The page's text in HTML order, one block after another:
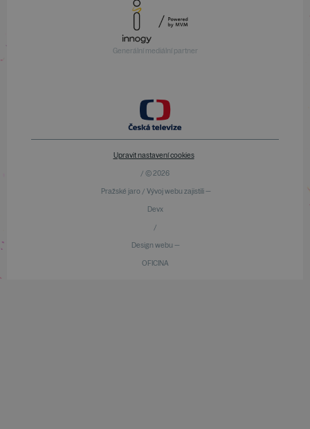
Generální mediální partner
Upravit nastavení cookies
/ © 2026
Pražské jaro / Vývoj webu zajistili —
Devx
/
Design webu —
OFICINA